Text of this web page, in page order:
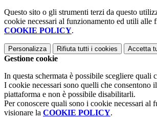
Questo sito o gli strumenti terzi da questo
cookie necessari al funzionamento ed utili alle
COOKIE POLICY.
Personalizza Rifiuta tutti i cookies Accetta
Gestione cookie
In questa schermata è possibile scegliere quali
I cookie necessari sono quelli che consentono
piattaforma e non è possibile disabilitarli.
Per conoscere quali sono i cookie necessari al
visionare la COOKIE POLICY.